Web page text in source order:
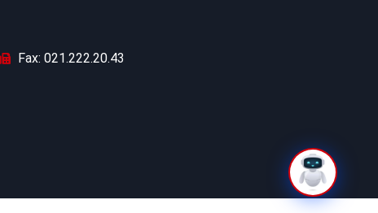
Fax: 021.222.20.43